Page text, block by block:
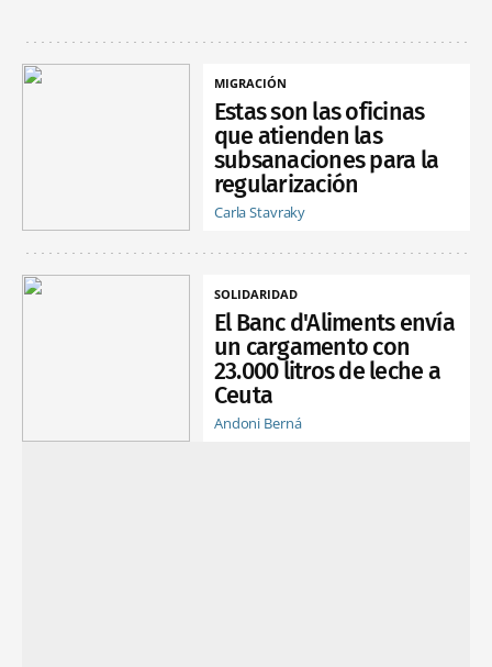
MIGRACIÓN
Estas son las oficinas
que atienden las
subsanaciones para la
regularización
Carla Stavraky
SOLIDARIDAD
El Banc d'Aliments envía
un cargamento con
23.000 litros de leche a
Ceuta
Andoni Berná